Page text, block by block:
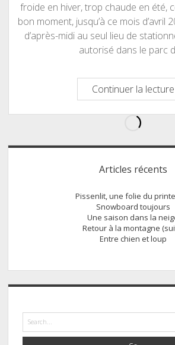
froide en hiver, trop chaude en été,
bon moment, jusqu’à ce mois d’avril
d’après-midi au seul lieu de
autorisé dans le parc
Continuer la lecture
Sidebar
Articles récents
Pissenlit, une folie du
Snowboard toujours
Une saison dans la
Retour à la montagne
Entre chien et loup
Search